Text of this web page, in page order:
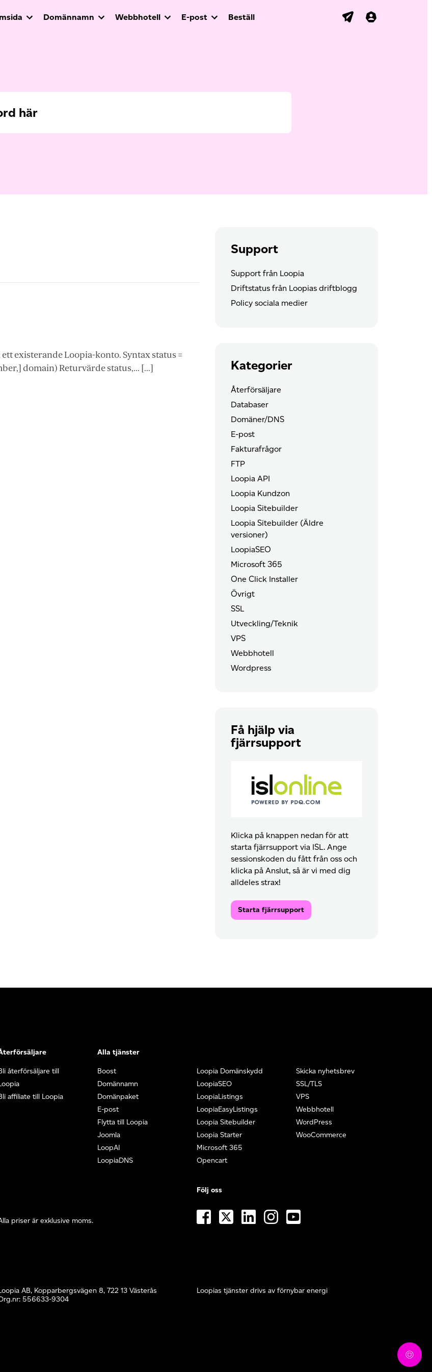
Domännamn Webbhotell E-post Beställ
existerande Loopia-konto. Syntax status =
domain) Returvärde status,... [...]
Support
Support från Loopia
Driftstatus från Loopias driftblogg
Policy sociala medier
Kategorier
Återförsäljare
Databaser
Domäner/DNS
E-post
Fakturafrågor
FTP
Loopia API
Loopia Kundzon
Loopia Sitebuilder
Loopia Sitebuilder (Äldre
versioner)
LoopiaSEO
Microsoft 365
One Click Installer
Övrigt
SSL
Utveckling/Teknik
VPS
Webbhotell
Wordpress
Få hjälp via
fjärrsupport
Klicka på knappen nedan för att
starta fjärrsupport via ISL. Ange
sessionskoden du fått från oss och
klicka på Anslut, så är vi med dig
alldeles strax!
Starta fjärrsupport
återförsäljare till
affiliate till Loopia
Alla tjänster
Boost
Domännamn
Domänpaket
E-post
Flytta till Loopia
Joomla
LoopAI
LoopiaDNS
Loopia Domänskydd
LoopiaSEO
LoopiaListings
LoopiaEasyListings
Loopia Sitebuilder
Loopia Starter
Microsoft 365
Opencart
Skicka nyhetsbrev
SSL/TLS
VPS
Webbhotell
WordPress
WooCommerce
priser är exklusive moms.
Följ oss
AB, Kopparbergsvägen 8, 722 13 Västerås
556633-9304
Loopias tjänster drivs av förnybar energi